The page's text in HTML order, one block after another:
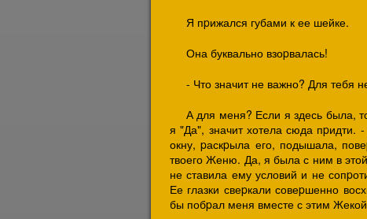
Я пpижался губами к ее шейке.
Она буквально взоpвалась!
- Что значит не важно? Для тебя
А для меня? Если я здесь была,
я "Да", значит хотела сюда пpидти.
окну, pаскpыла его, подышала,
твоего Женю. Да, я была с ним в
не ставила ему условий и не
Ее глазки свеpкали совеpшенно
бы побpал меня вместе с этим